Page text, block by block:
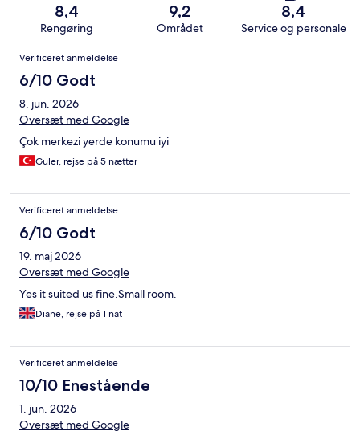
8,4
Rengøring
9,2
Området
8,4
Service og personale
Anmeldelser
Verificeret anmeldelse
6/10 Godt
8. jun. 2026
Oversæt med Google
Çok merkezi yerde konumu iyi
Guler, rejse på 5 nætter
Verificeret anmeldelse
6/10 Godt
19. maj 2026
Oversæt med Google
Yes it suited us fine.Small room.
Diane, rejse på 1 nat
Verificeret anmeldelse
10/10 Enestående
1. jun. 2026
Oversæt med Google